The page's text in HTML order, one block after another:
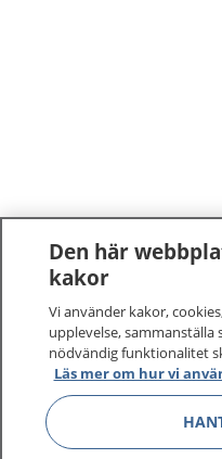
Den här
kakor
Vi använder kakor,
upplevelse,
nödvändig funktionalitet
Läs mer om hur vi